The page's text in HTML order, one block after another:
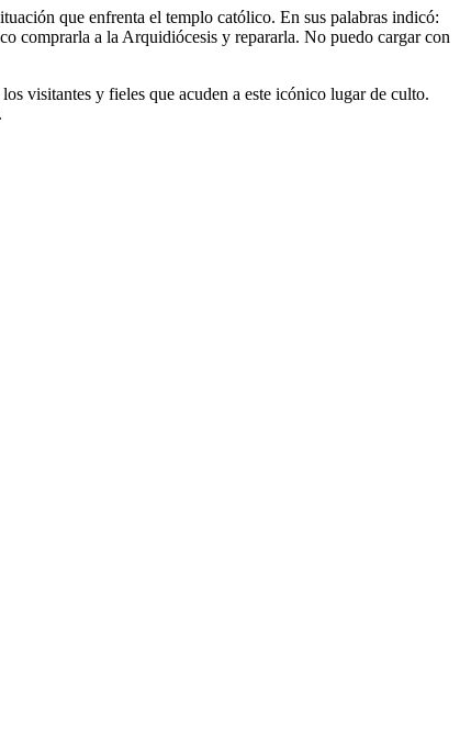
que enfrenta el templo católico. En sus palabras indicó:
comprarla a la Arquidiócesis y repararla. No puedo cargar con
visitantes y fieles que acuden a este icónico lugar de culto.